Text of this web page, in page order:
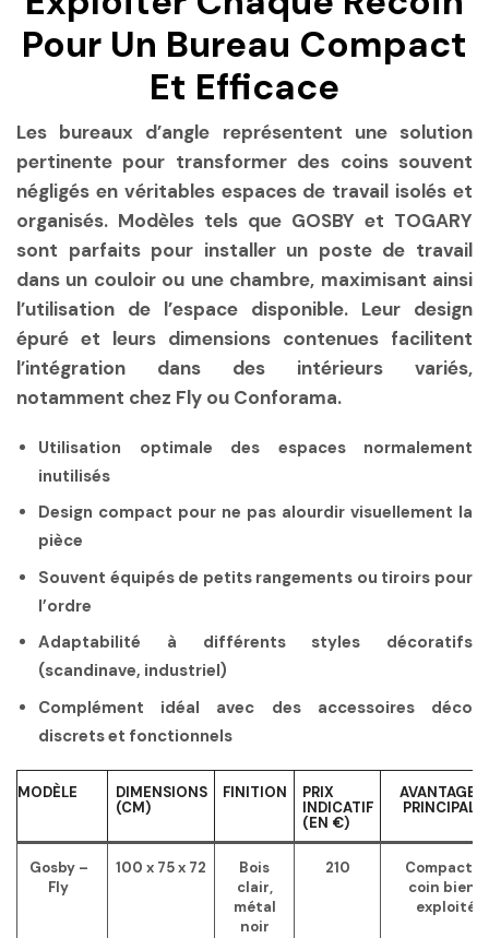
Pour Un Bureau Compact
Et Efficace
Les bureaux d’angle représentent une solution
pertinente pour transformer des coins souvent
négligés en véritables espaces de travail isolés et
organisés. Modèles tels que GOSBY et TOGARY
sont parfaits pour installer un poste de travail
dans un couloir ou une chambre, maximisant ainsi
l’utilisation de l’espace disponible. Leur design
épuré et leurs dimensions contenues facilitent
l’intégration dans des intérieurs variés,
notamment chez Fly ou Conforama.
Utilisation optimale des espaces normalement
inutilisés
Design compact pour ne pas alourdir visuellement la
pièce
Souvent équipés de petits rangements ou tiroirs pour
l’ordre
Adaptabilité à différents styles décoratifs
(scandinave, industriel)
Complément idéal avec des accessoires déco
discrets et fonctionnels
MODÈLE
DIMENSIONS
(CM)
FINITION
PRIX
INDICATIF
(EN €)
AVANTAGE
PRINCIPAL
Gosby –
Fly
100 x 75 x 72
Bois
clair,
métal
noir
210
Compact,
coin bien
exploité